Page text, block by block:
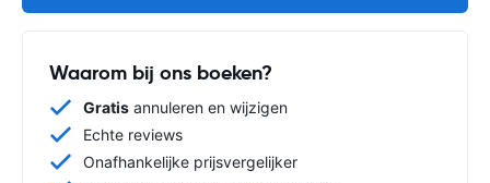
Waarom bij ons boeken?
Gratis annuleren en wijzigen
Echte reviews
Onafhankelijke prijsvergelijker